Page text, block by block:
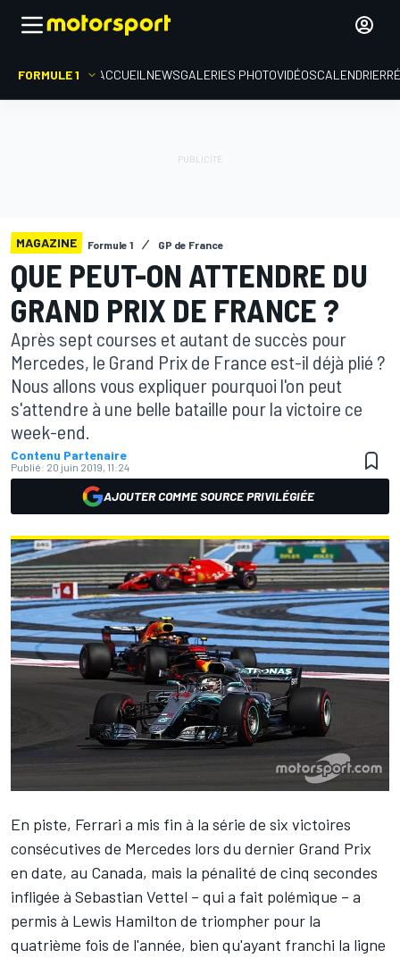
FORMULE 1 ACCUEIL NEWSGALERIES PHOTOVIDÉOSCALENDRIER
MAGAZINE Formule 1 GP de France
QUE PEUT-ON ATTENDRE DU
GRAND PRIX DE FRANCE ?
Après sept courses et autant de succès pour
Mercedes, le Grand Prix de France est-il déjà plié ?
Nous allons vous expliquer pourquoi l'on peut
s'attendre à une belle bataille pour la victoire ce
week-end.
Contenu Partenaire
Publié: 20 juin 2019, 11:24
AJOUTER COMME SOURCE PRIVILÉGIÉE
En piste, Ferrari a mis fin à la série de six victoires
consécutives de Mercedes lors du dernier Grand Prix
en date, au Canada, mais la pénalité de cinq secondes
infligée à Sebastian Vettel – qui a fait polémique – a
permis à Lewis Hamilton de triompher pour la
quatrième fois de l'année, bien qu'ayant franchi la ligne